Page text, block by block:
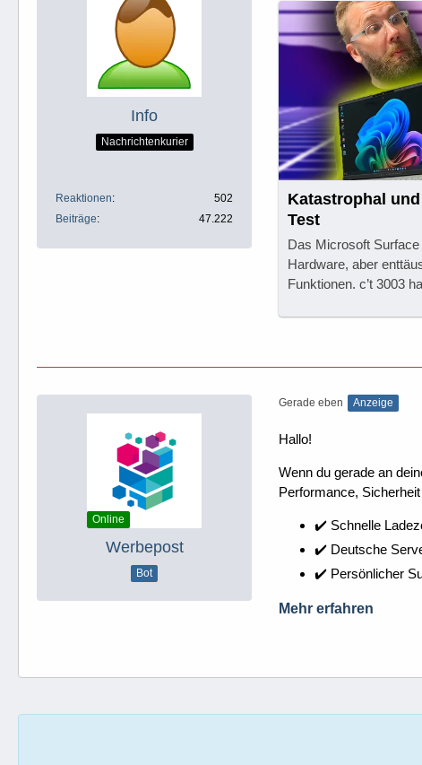
Info
Nachrichtenkurier
Reaktionen
502
Beiträge
47.222
Katastrophal
Test
Das Microsoft
Hardware, aber
Funktionen. c’t 3003
Online
Werbepost
Bot
Gerade eben Anzeige
Hallo!
Wenn du gerade an
Performance,
✔️ Schnelle
✔️ Deutsche
✔️ Persönlicher
Mehr erfahren